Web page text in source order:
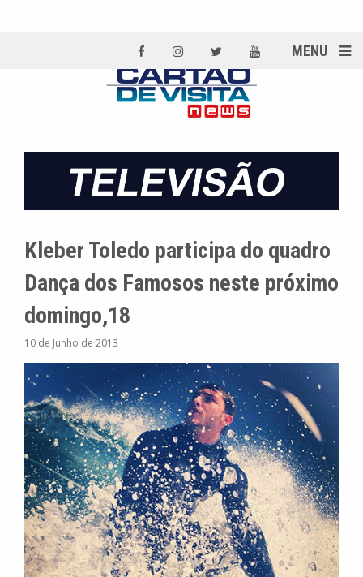
MENU
Kleber Toledo participa do quadro
Dança dos Famosos neste próximo
domingo,18
10 de Junho de 2013